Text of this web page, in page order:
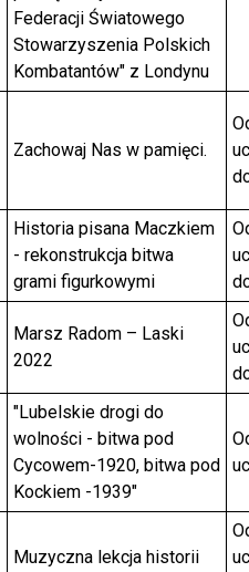
Federacji Światowego
Stowarzyszenia Polskich
Kombatantów" z Londynu
Zachowaj Nas w pamięci.
Historia pisana Maczkiem
- rekonstrukcja bitwa
grami figurkowymi
Marsz Radom – Laski
2022
"Lubelskie drogi do
wolności - bitwa pod
Cycowem-1920, bitwa pod
Kockiem -1939"
Muzyczna lekcja historii